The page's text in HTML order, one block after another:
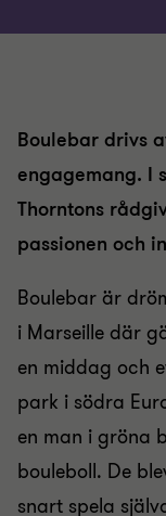
Boulebar drivs
engagemang. I
Thorntons
passionen och
Boulebar är
i Marseille där
en middag och
park i södra
en man i gröna
bouleboll. De
snart spela